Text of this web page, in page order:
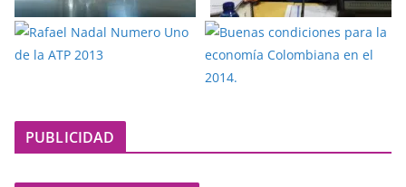
PUBLICIDAD